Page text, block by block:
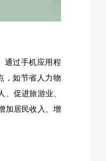
通过手机应用程
，如节省人力物
促进旅游业、
加居民收入、增